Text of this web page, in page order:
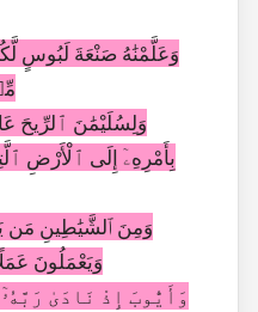
بِأَمْرِهِۦٓ إِلَى ٱلْأَرْضِ
وَيَعْمَلُونَ